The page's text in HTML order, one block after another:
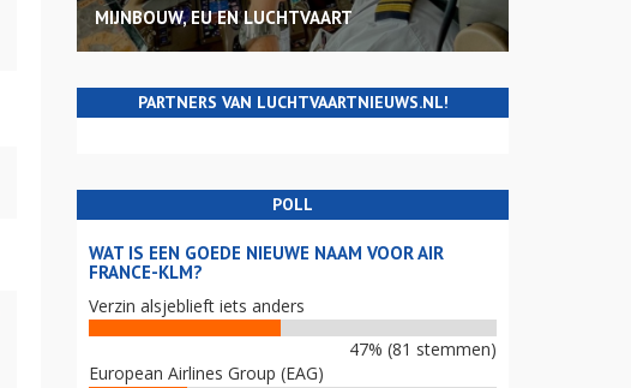
MIJNBOUW, EU EN LUCHTVAART
PARTNERS VAN LUCHTVAARTNIEUWS.NL!
POLL
WAT IS EEN GOEDE NIEUWE NAAM VOOR AIR
FRANCE-KLM?
Verzin alsjeblieft iets anders
47% (81 stemmen)
European Airlines Group (EAG)